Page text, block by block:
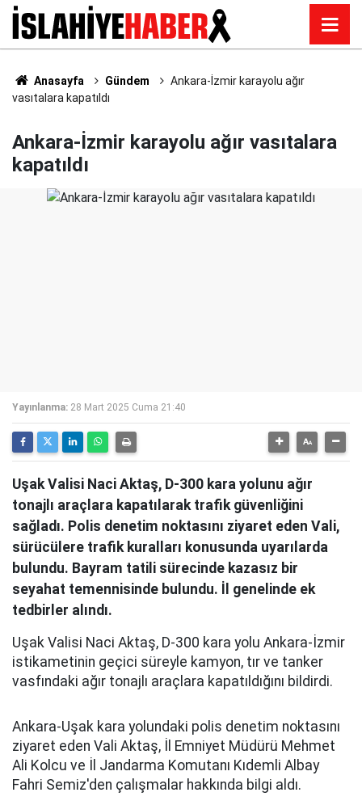
Anasayfa Gündem
Ankara-İzmir karayolu ağır
vasıtalara kapatıldı
Ankara-İzmir karayolu ağır vasıtalara
kapatıldı
Yayınlanma: 28 Mart 2025 Cuma 21:40
Uşak Valisi Naci Aktaş, D-300 kara yolunu ağır
tonajlı araçlara kapatılarak trafik güvenliğini
sağladı. Polis denetim noktasını ziyaret eden Vali,
sürücülere trafik kuralları konusunda uyarılarda
bulundu. Bayram tatili sürecinde kazasız bir
seyahat temennisinde bulundu. İl genelinde ek
tedbirler alındı.
Uşak Valisi Naci Aktaş, D-300 kara yolu Ankara-İzmir
istikametinin geçici süreyle kamyon, tır ve tanker
vasfındaki ağır tonajlı araçlara kapatıldığını bildirdi.
Ankara-Uşak kara yolundaki polis denetim noktasını
ziyaret eden Vali Aktaş, İl Emniyet Müdürü Mehmet
Ali Kolcu ve İl Jandarma Komutanı Kıdemli Albay
Fahri Semiz'den çalışmalar hakkında bilgi aldı.